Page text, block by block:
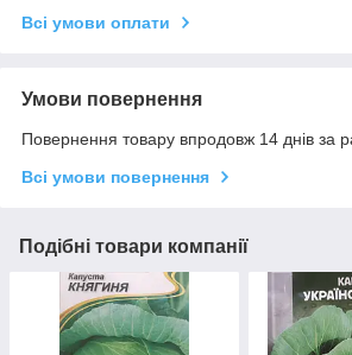
Всі умови оплати
Умови повернення
Повернення товару впродовж 14 днів за
Всі умови повернення
Подібні товари компанії